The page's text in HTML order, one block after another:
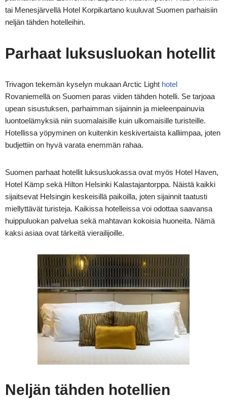
tai Menesjärvellä Hotel Korpikartano kuuluvat Suomen parhaisiin
neljän tähden hotelleihin.
Parhaat luksusluokan hotellit
Trivagon tekemän kyselyn mukaan Arctic Light hotel
Rovaniemellä on Suomen paras viiden tähden hotelli. Se tarjoaa
upean sisustuksen, parhaimman sijainnin ja mieleenpainuvia
luontoelämyksiä niin suomalaisille kuin ulkomaisille turisteille.
Hotellissa yöpyminen on kuitenkin keskivertaista kalliimpaa, joten
budjettiin on hyvä varata enemmän rahaa.
Suomen parhaat hotellit luksusluokassa ovat myös Hotel Haven,
Hotel Kämp sekä Hilton Helsinki Kalastajantorppa. Näistä kaikki
sijaitsevat Helsingin keskeisillä paikoilla, joten sijainnit taatusti
miellyttävät turisteja. Kaikissa hotelleissa voi odottaa saavansa
huippuluokan palvelua sekä mahtavan kokoisia huoneita. Nämä
kaksi asiaa ovat tärkeitä vierailijoille.
Neljän tähden hotellien